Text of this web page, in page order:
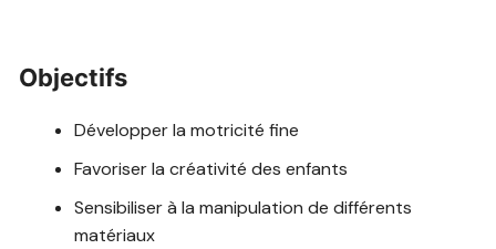
Objectifs
Développer la motricité fine
Favoriser la créativité des enfants
Sensibiliser à la manipulation de différents
matériaux